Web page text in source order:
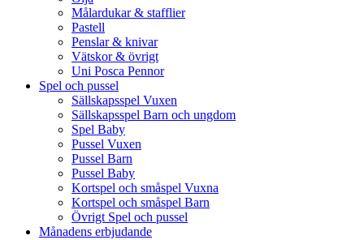
Målardukar & stafflier
Pastell
Penslar & knivar
Vätskor & övrigt
Uni Posca Pennor
Spel och pussel
Sällskapsspel Vuxen
Sällskapsspel Barn och ungdom
Spel Baby
Pussel Vuxen
Pussel Barn
Pussel Baby
Kortspel och småspel Vuxna
Kortspel och småspel Barn
Övrigt Spel och pussel
Månadens erbjudande